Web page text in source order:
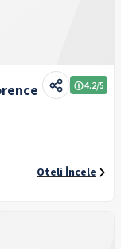
4.2/5
Oteli İncele